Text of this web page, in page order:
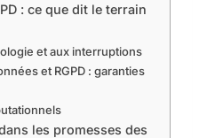
: ce que dit le terrain
et aux interruptions
et RGPD : garanties
les promesses des